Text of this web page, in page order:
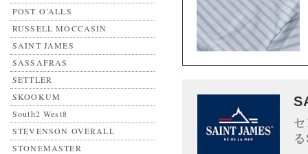
POST O’ALLS
RUSSELL MOCCASIN
SAINT JAMES
SASSAFRAS
SETTLER
SKOOKUM
South2 West8
STEVENSON OVERALL
STONEMASTER